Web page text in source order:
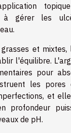
à gérer les
et
l'équilibre.
pour
les pores
et
profondeur
de pH.